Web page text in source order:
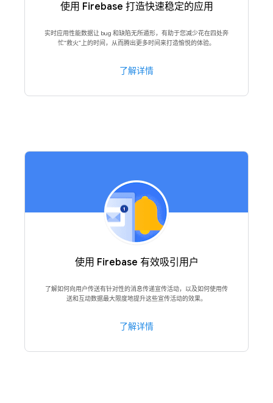
使用 Firebase 打造快速稳定的应用
实时应用性能数据让 bug 和缺陷无所遁形，有助于您减少花在四处奔
忙“救火”上的时间，从而腾出更多时间来打造愉悦的体验。
了解详情
使用 Firebase 有效吸引用户
了解如何向用户传送有针对性的消息传递宣传活动，以及如何使用传
送和互动数据最大限度地提升这些宣传活动的效果。
了解详情